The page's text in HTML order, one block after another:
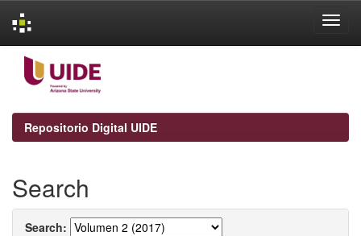
navigation
Repositorio Digital UIDE
Search
Search: